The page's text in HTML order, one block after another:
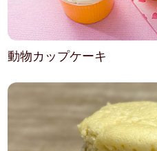
動物カップケーキ